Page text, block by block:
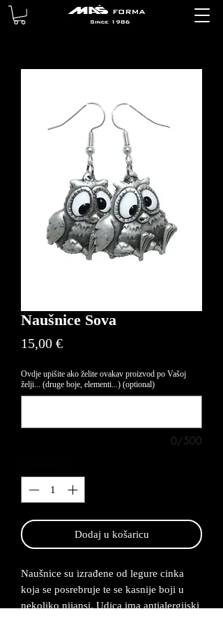
Naušnice Sova
15,00 €Price
Ovdje upišite ako želite ovakav proizvod po Vašoj
želji... (druge boje, elementi...) (optional)
0/500
Dodaj u košaricu
Naušnice su izrađene od legure cinka
koja se posrebruje te se kasnije boji u
nekoliko nijansi. Udica ima antialergijski